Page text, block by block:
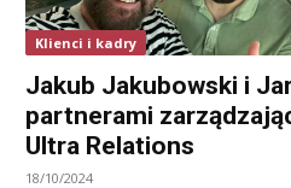
Klienci i kadry
Jakub Jakubowski i
partnerami
Ultra Relations
18/10/2024